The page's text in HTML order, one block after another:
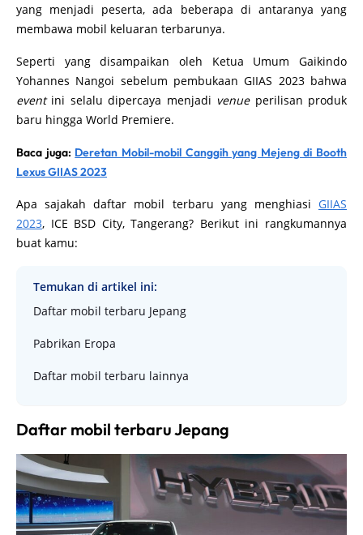
yang menjadi peserta, ada beberapa di antaranya yang
membawa mobil keluaran terbarunya.
Seperti yang disampaikan oleh Ketua Umum Gaikindo
Yohannes Nangoi sebelum pembukaan GIIAS 2023 bahwa
event ini selalu dipercaya menjadi venueperilisan produk
baru hingga World Premiere.
Baca juga: Deretan Mobil-mobil Canggih yang Mejeng di Booth
Lexus GIIAS 2023
Apa sajakah daftar mobil terbaru yang menghiasi GIIAS
2023, ICE BSD City, Tangerang? Berikut ini rangkumannya
buat kamu:
Temukan di artikel ini:
Daftar mobil terbaru Jepang
Pabrikan Eropa
Daftar mobil terbaru lainnya
Daftar mobil terbaru Jepang